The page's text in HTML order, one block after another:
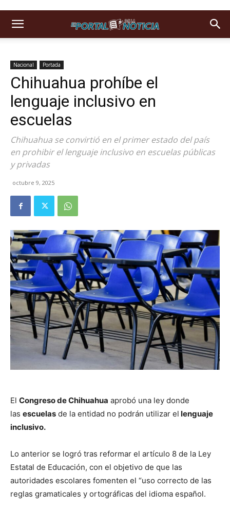
Nacional Portada
Chihuahua prohíbe el
lenguaje inclusivo en
escuelas
Chihuahua se convirtió en el primer estado del país
en prohibir el lenguaje inclusivo en escuelas públicas
y privadas
octubre 9, 2025
El Congreso de Chihuahua aprobó una ley donde
las escuelas de la entidad no podrán utilizar el lenguaje
inclusivo.
Lo anterior se logró tras reformar el artículo 8 de la Ley
Estatal de Educación, con el objetivo de que las
autoridades escolares fomenten el “uso correcto de las
reglas gramaticales y ortográficas del idioma español.